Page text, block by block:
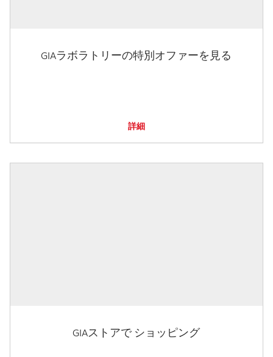
GIAラボラトリーの特別オファーを見る
詳細
GIAストアで ショッピング